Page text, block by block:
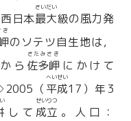
日本最大
さいだい
級の風力発
き
のソテツ自生地は，
ら 佐多岬
さたみさき
にかけて
（ 平成
へいせい
17）年3
して 成立
せいりつ
。人口：